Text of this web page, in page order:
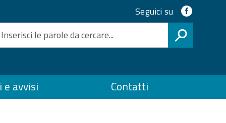
ai
servizi
Seguici su
e avvisi Contatti